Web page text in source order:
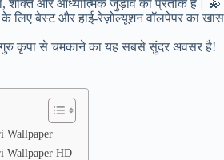
और आध्यात्मिक जुड़ाव का प्रतीक हैं। 💫
लिए बेस्ट और हाई-रेज़ोल्यूशन वॉलपेपर का खास
गुरु कृपा से चमकाने का यह सबसे सुंदर अवसर है!
Wallpaper
Wallpaper HD